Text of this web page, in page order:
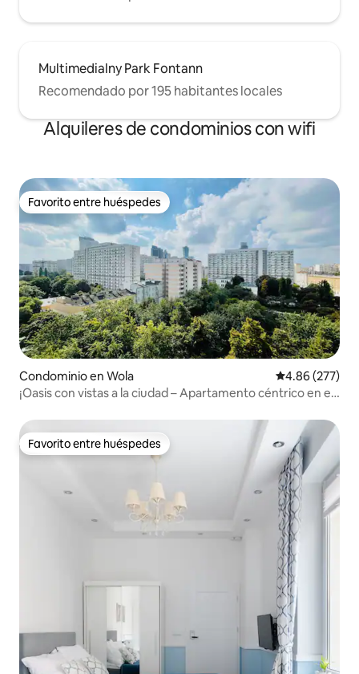
Multimedialny Park Fontann
Recomendado por 195 habitantes locales
Alquileres de condominios con wifi
Favorito entre huéspedes
Favorito entre huéspedes
Condominio en Wola Calificación
4.86 (277)
¡Oasis con vistas a la ciudad – Apartamento céntrico en el
Favorito entre huéspedes
Favorito entre huéspedes